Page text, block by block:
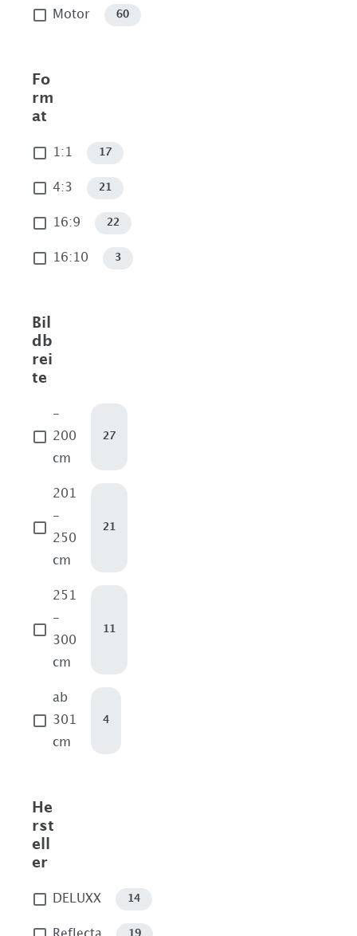
Motor 60
Fo
rm
at
1:1 17
4:3 21
16:9 22
16:10 3
Bil
db
rei
te
-
200
cm
27
201
-
250
cm
21
251
-
300
cm
11
ab
301
cm
4
He
rst
ell
er
DELUXX 14
19